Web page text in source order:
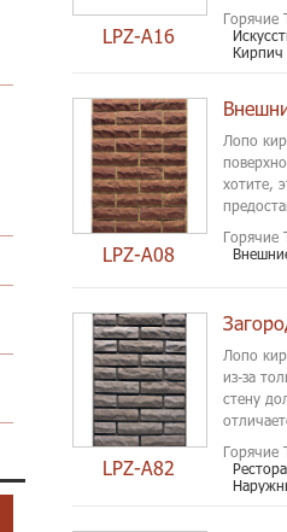
LPZ-A16
Горячие
Кирпич
LPZ-A08
Лопо
хотите,
Горячие
LPZ-A82
Лопо
из-за
стену
Горячие